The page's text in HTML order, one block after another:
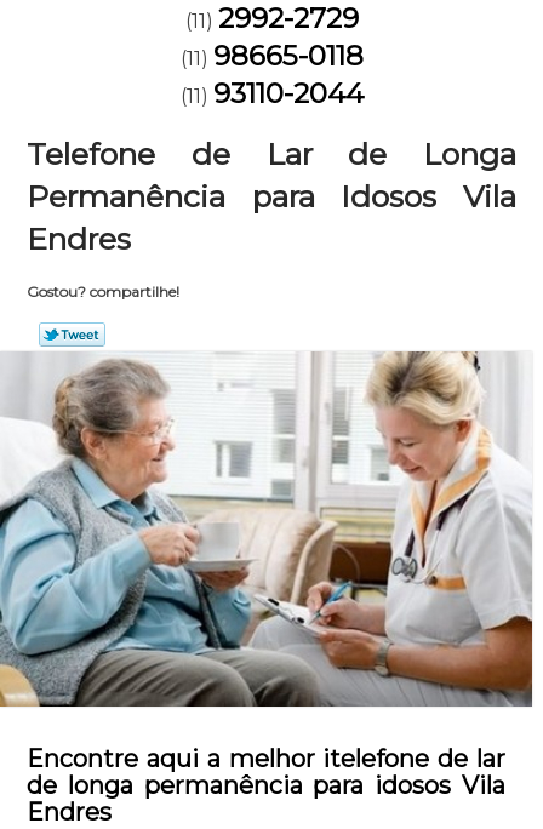
(11) 2992-2729
(11) 98665-0118
(11) 93110-2044
Telefone de Lar de Longa
Permanência para Idosos Vila
Endres
Gostou? compartilhe!
Encontre aqui a melhor itelefone de lar
de longa permanência para idosos Vila
Endres